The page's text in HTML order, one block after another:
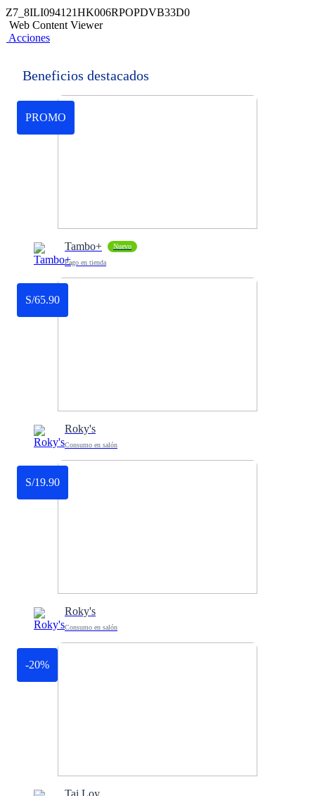
Z7_8ILI094121HK006RPOPDVB33D0
Web Content Viewer
Acciones
Beneficios destacados
PROMO
Tambo+ Nuevo
Pago en tienda
S/65.90
Roky's
Consumo en salón
S/19.90
Roky's
Consumo en salón
-20%
Tai Loy